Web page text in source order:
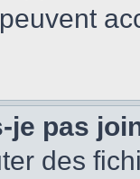
je pas
des